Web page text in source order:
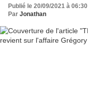
Publié le 20/09/2021 à 06:30
Par Jonathan